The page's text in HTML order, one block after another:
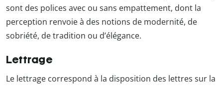
sont des polices avec ou sans empattement, dont la
perception renvoie à des notions de modernité, de
sobriété, de tradition ou d’élégance.
Lettrage
Le lettrage correspond à la disposition des lettres sur la